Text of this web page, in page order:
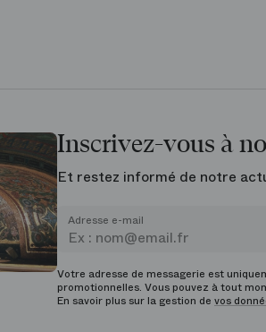
Inscrivez-vous à
Et restez informé de notre
Adresse e-mail
Votre adresse de messagerie est
promotionnelles. Vous pouvez à tout
En savoir plus sur la gestion de vos